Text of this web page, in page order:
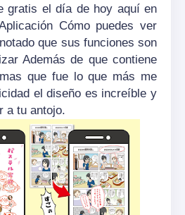
gratis el día de hoy aquí en
Cómo puedes ver
que sus funciones son
Además de que contiene
que fue lo que más me
el diseño es increíble y
a tu antojo.